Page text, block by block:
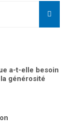
a-t-elle besoin
générosité